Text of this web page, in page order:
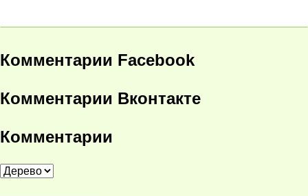
Комментарии Facebook
Комментарии Вконтакте
Комментарии